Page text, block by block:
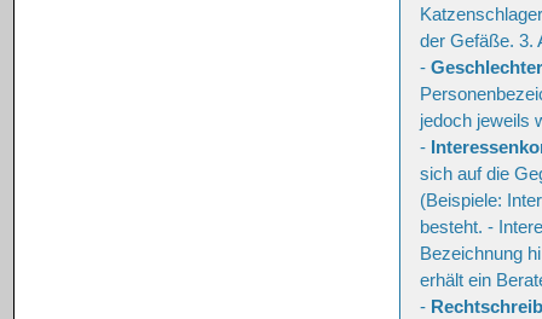
der Gefäße. 3.
-
jedoch jeweils
-
sich auf die
(Beispiele:
besteht. -
Bezeichnung
erhält ein
-